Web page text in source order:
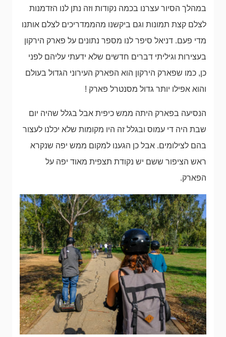
במהלך הסיור עצרנו בכמה נקודות וזה נתן לנו הזדמנות
לצלם קצת תמונות וגם ביקשנו מהממדריכים לצלם אותנו
מדי פעם. דניאל סיפר לנו מספר נתונים על פארק הירקון
בעצירות וגיליתי דברים חדשים שלא ידעתי עליהם לפני
כן, כמו שפארק הירקון הוא הפארק העירוני הגדול בעולם
והוא אפילו יותר גדול מסנטרל פארק !
הנסיעה בפארק היתה ממש כיפית אבל בגלל שהיה יום
שבת היה די עמוס ובגלל זה היו מקומות שלא יכלנו לעצור
בהם לצילומים. אבל כן הגענו למקום ממש יפה שנקרא
ראש הציפור ששם יש נקודת תצפית מאוד יפה על
הפארק.